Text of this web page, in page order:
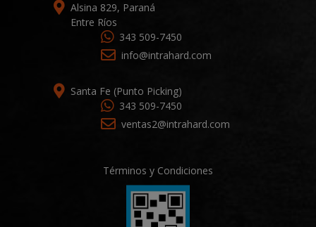
Alsina 829, Paraná
Entre Ríos
343 509-7450
info@intrahard.com
Santa Fe (Punto Picking)
343 509-7450
ventas2@intrahard.com
Términos y Condiciones